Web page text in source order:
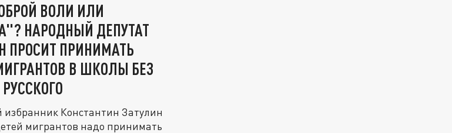
ВОЛИ ИЛИ
НАРОДНЫЙ ДЕПУТАТ
ПРОСИТ ПРИНИМАТЬ
В ШКОЛЫ БЕЗ
Константин Затулин
мигрантов надо принимать